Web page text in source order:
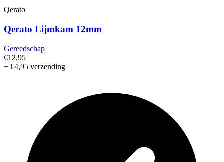
Qerato
Qerato Lijmkam 12mm
Gereedschap
€12,95
+ €4,95 verzending